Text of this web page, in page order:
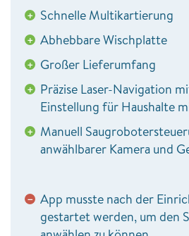
+ Schnelle Multikartierung
+ Abhebbare Wischplatte
+ Großer Lieferumfang
+ Präzise Laser-Navigation
Einstellung für Haushalte
+ Manuell
anwählbarer Kamera und
− App musste nach der
gestartet werden, um den